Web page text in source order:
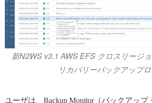
新N2WS v3.1 AWS EFS クロスリージ
リカバリーバックアップ
ユーザは、Backup Monitor（バックアップ